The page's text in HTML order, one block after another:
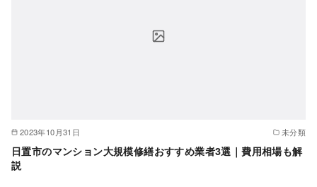
2023年10月31日 未分類
日置市のマンション大規模修繕おすすめ業者3選｜費用相場も解
説